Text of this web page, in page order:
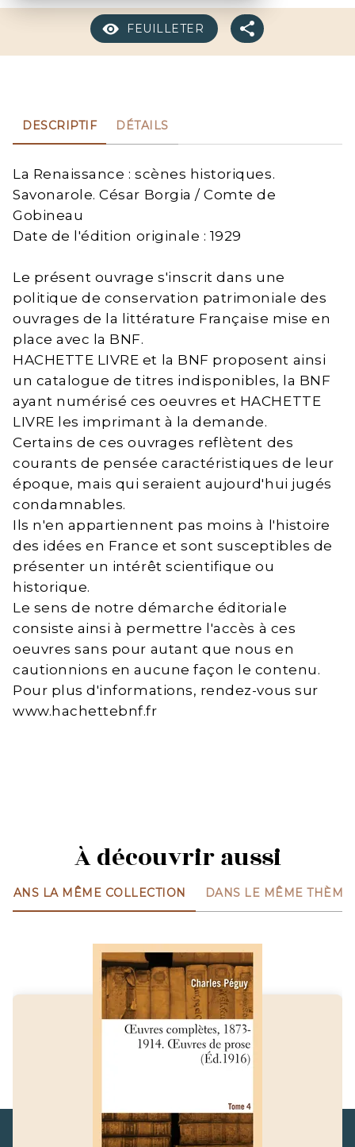
FEUILLETER
DESCRIPTIF DÉTAILS
La Renaissance : scènes historiques.
Savonarole. César Borgia / Comte de
Gobineau
Date de l'édition originale : 1929
Le présent ouvrage s'inscrit dans une
politique de conservation patrimoniale des
ouvrages de la littérature Française mise en
place avec la BNF.
HACHETTE LIVRE et la BNF proposent ainsi
un catalogue de titres indisponibles, la BNF
ayant numérisé ces oeuvres et HACHETTE
LIVRE les imprimant à la demande.
Certains de ces ouvrages reflètent des
courants de pensée caractéristiques de leur
époque, mais qui seraient aujourd'hui jugés
condamnables.
Ils n'en appartiennent pas moins à l'histoire
des idées en France et sont susceptibles de
présenter un intérêt scientifique ou
historique.
Le sens de notre démarche éditoriale
consiste ainsi à permettre l'accès à ces
oeuvres sans pour autant que nous en
cautionnions en aucune façon le contenu.
Pour plus d'informations, rendez-vous sur
www.hachettebnf.fr
À découvrir aussi
DANS LA MÊME COLLECTION DANS LE MÊME THÈME